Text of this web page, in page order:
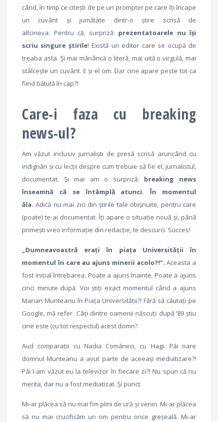
când, în timp ce citești de pe un prompter pe care îți încape
un cuvânt și jumătate dintr-o știre scrisă de
altcineva. Pentru că, surpriză: prezentatoarele nu își
scriu singure știrile! Există un editor care se ocupă de
treaba asta. Și mai mănâncă o literă, mai uită o virgulă, mai
stâlcește un cuvânt. E și el om. Dar cine apare peste tot ca
fiind bătută în cap?!
Care-i faza cu breaking
news-ul?
Am văzut inclusiv jurnaliști de presă scrisă aruncând cu
indignări și cu lecții despre cum trebuie să fie el, jurnalistul,
documentat. Și mai am o surpriză: breaking news
înseamnă că se întâmplă atunci. În momentul
ăla. Adică nu mai zici din știrile tale obișnuite, pentru care
(poate) te-ai documentat. Îți apare o situație nouă și, până
primești vreo informație din redacție, te descurci. Succes!
„Dumneavoastră erați în piața Universității în
momentul în care au ajuns minerii acolo?!”.Aceasta a
fost inițial întrebarea. Poate a ajuns înainte. Poate a ajuns
cinci minute după. Voi știți exact momentul când a ajuns
Marian Munteanu în Piața Universității?! Fără să căutați pe
Google, mă refer. Câți dintre oamenii născuți după ’89 știu
cine este (cu tot respectul) acest domn?
Aud comparații cu Nadia Comăneci, cu Hagi. Păi oare
domnul Munteanu a avut parte de aceeași mediatizare?!
Păi l-am văzut eu la televizor în fiecare zi?! Nu spun că nu
merita, dar nu a fost mediatizat. Și punct.
Mi-ar plăcea să nu mai fim plini de ură și venin. Mi-ar plăcea
să nu mai crucificăm un om pentru orice greșeală. Mi-ar